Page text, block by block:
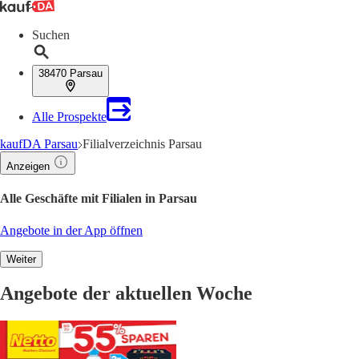
Suchen
38470 Parsau
Alle Prospekte
kaufDA Parsau Filialverzeichnis Parsau
Anzeigen
Alle Geschäfte mit Filialen in Parsau
Angebote in der App öffnen
Weiter
Angebote der aktuellen Woche